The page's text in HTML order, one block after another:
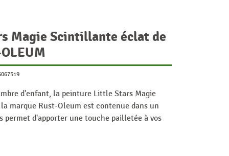
Magie Scintillante éclat de
d'enfant, la peinture Little Stars Magie
marque Rust-Oleum est contenue dans un
permet d'apporter une touche pailletée à vos